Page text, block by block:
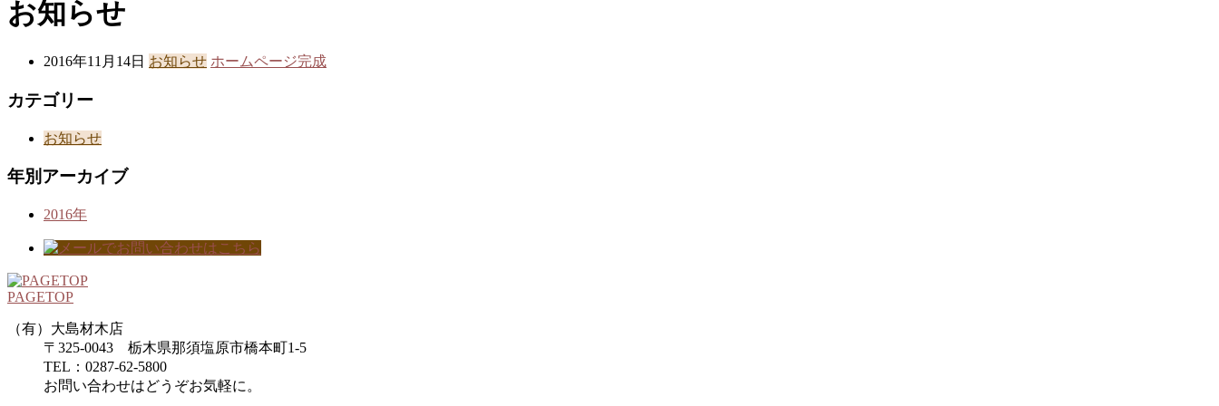
お知らせ
2016年11月14日 お知らせ ホームページ完成
カテゴリー
お知らせ
年別アーカイブ
2016年
PAGETOP
（有）大島材木店
〒325-0043 栃木県那須塩原市橋本町1-5
TEL：0287-62-5800
お問い合わせはどうぞお気軽に。